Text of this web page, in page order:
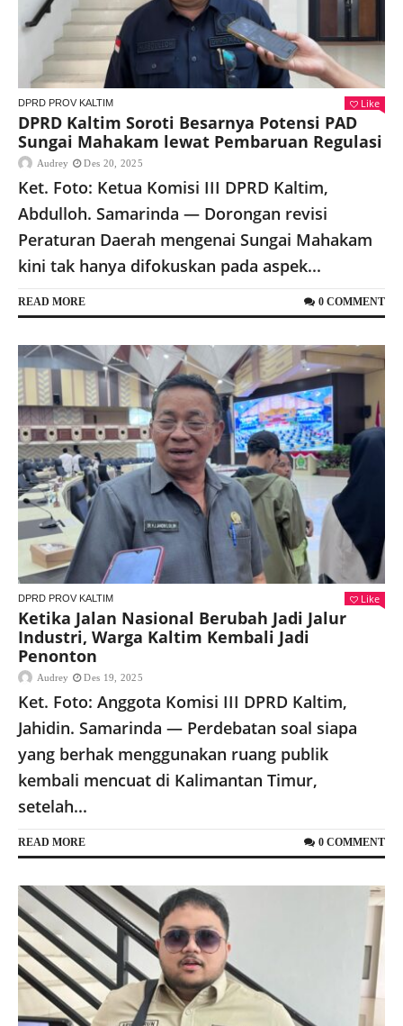
DPRD PROV KALTIM Like
DPRD Kaltim Soroti Besarnya Potensi PAD
Sungai Mahakam lewat Pembaruan Regulasi
Audrey Des 20, 2025
Ket. Foto: Ketua Komisi III DPRD Kaltim,
Abdulloh. Samarinda — Dorongan revisi
Peraturan Daerah mengenai Sungai Mahakam
kini tak hanya difokuskan pada aspek...
READ MORE 0 COMMENT
DPRD PROV KALTIM Like
Ketika Jalan Nasional Berubah Jadi Jalur
Industri, Warga Kaltim Kembali Jadi
Penonton
Audrey Des 19, 2025
Ket. Foto: Anggota Komisi III DPRD Kaltim,
Jahidin. Samarinda — Perdebatan soal siapa
yang berhak menggunakan ruang publik
kembali mencuat di Kalimantan Timur,
setelah...
READ MORE 0 COMMENT